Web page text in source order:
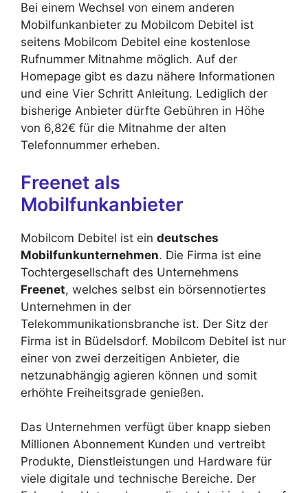
Bei einem Wechsel von einem anderen
Mobilfunkanbieter zu Mobilcom Debitel ist
seitens Mobilcom Debitel eine kostenlose
Rufnummer Mitnahme möglich. Auf der
Homepage gibt es dazu nähere Informationen
und eine Vier Schritt Anleitung. Lediglich der
bisherige Anbieter dürfte Gebühren in Höhe
von 6,82€ für die Mitnahme der alten
Telefonnummer erheben.
Freenet als
Mobilfunkanbieter
Mobilcom Debitel ist ein deutsches
Mobilfunkunternehmen. Die Firma ist eine
Tochtergesellschaft des Unternehmens
Freenet, welches selbst ein börsennotiertes
Unternehmen in der
Telekommunikationsbranche ist. Der Sitz der
Firma ist in Büdelsdorf. Mobilcom Debitel ist nur
einer von zwei derzeitigen Anbieter, die
netzunabhängig agieren können und somit
erhöhte Freiheitsgrade genießen.
Das Unternehmen verfügt über knapp sieben
Millionen Abonnement Kunden und vertreibt
Produkte, Dienstleistungen und Hardware für
viele digitale und technische Bereiche. Der